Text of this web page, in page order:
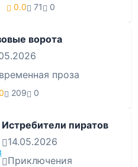
0.0 71 0
ворота
проза
209 0
Истребители пиратов
14.05.2026
Приключения